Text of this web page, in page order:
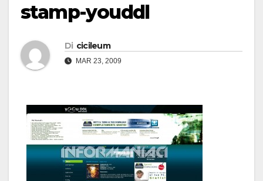
stamp-youddl
Di cicileum
MAR 23, 2009